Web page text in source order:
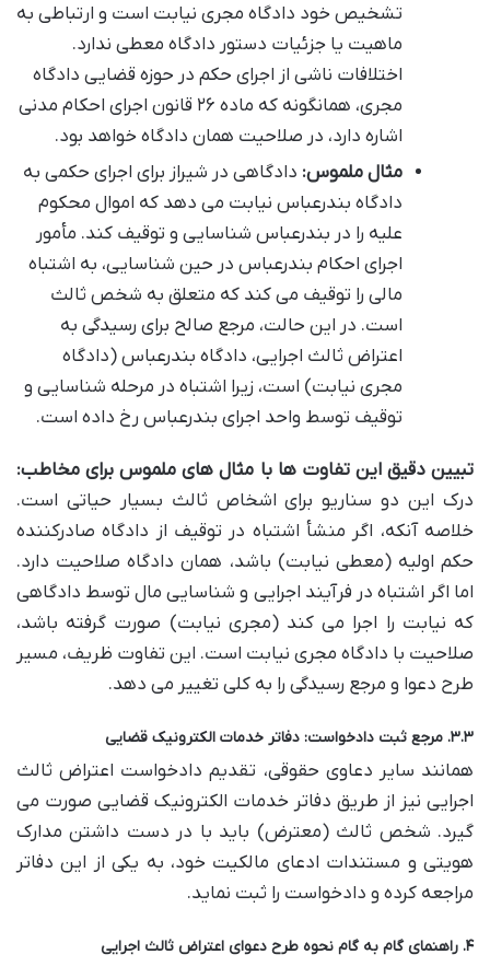
تشخیص خود دادگاه مجری نیابت است و ارتباطی به
ماهیت یا جزئیات دستور دادگاه معطی ندارد.
اختلافات ناشی از اجرای حکم در حوزه قضایی دادگاه
مجری، همانگونه که ماده ۲۶ قانون اجرای احکام مدنی
اشاره دارد، در صلاحیت همان دادگاه خواهد بود.
مثال ملموس: دادگاهی در شیراز برای اجرای حکمی به
دادگاه بندرعباس نیابت می دهد که اموال محکوم
علیه را در بندرعباس شناسایی و توقیف کند. مأمور
اجرای احکام بندرعباس در حین شناسایی، به اشتباه
مالی را توقیف می کند که متعلق به شخص ثالث
است. در این حالت، مرجع صالح برای رسیدگی به
اعتراض ثالث اجرایی، دادگاه بندرعباس (دادگاه
مجری نیابت) است، زیرا اشتباه در مرحله شناسایی و
توقیف توسط واحد اجرای بندرعباس رخ داده است.
تبیین دقیق این تفاوت ها با مثال های ملموس برای مخاطب:
درک این دو سناریو برای اشخاص ثالث بسیار حیاتی است.
خلاصه آنکه، اگر منشأ اشتباه در توقیف از دادگاه صادرکننده
حکم اولیه (معطی نیابت) باشد، همان دادگاه صلاحیت دارد.
اما اگر اشتباه در فرآیند اجرایی و شناسایی مال توسط دادگاهی
که نیابت را اجرا می کند (مجری نیابت) صورت گرفته باشد،
صلاحیت با دادگاه مجری نیابت است. این تفاوت ظریف، مسیر
طرح دعوا و مرجع رسیدگی را به کلی تغییر می دهد.
۳.۳. مرجع ثبت دادخواست: دفاتر خدمات الکترونیک قضایی
همانند سایر دعاوی حقوقی، تقدیم دادخواست اعتراض ثالث
اجرایی نیز از طریق دفاتر خدمات الکترونیک قضایی صورت می
گیرد. شخص ثالث (معترض) باید با در دست داشتن مدارک
هویتی و مستندات ادعای مالکیت خود، به یکی از این دفاتر
مراجعه کرده و دادخواست را ثبت نماید.
۴. راهنمای گام به گام نحوه طرح دعوای اعتراض ثالث اجرایی